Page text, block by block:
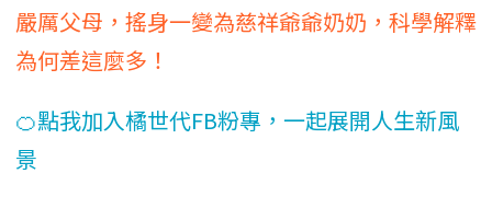
嚴厲父母，搖身一變為慈祥爺爺奶奶，科學解釋
為何差這麼多！
🍊點我加入橘世代FB粉專，一起展開人生新風
景